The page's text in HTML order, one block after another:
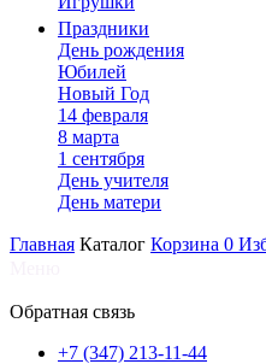
Праздники
День рождения
Юбилей
Новый Год
14 февраля
8 марта
1 сентября
День учителя
День матери
Главная Каталог Корзина 0
Обратная связь
+7 (347) 213-11-44